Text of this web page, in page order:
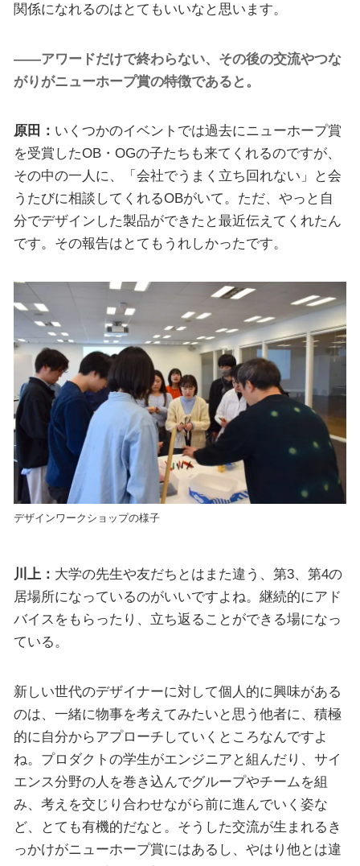
関係になれるのはとてもいいなと思います。
――アワードだけで終わらない、その後の交流やつな
がりがニューホープ賞の特徴であると。
原田： いくつかのイベントでは過去にニューホープ賞
を受賞したOB・OGの子たちも来てくれるのですが、
その中の一人に、「会社でうまく立ち回れない」と会
うたびに相談してくれるOBがいて。ただ、やっと自
分でデザインした製品ができたと最近伝えてくれたん
です。その報告はとてもうれしかったです。
デザインワークショップの様子
川上： 大学の先生や友だちとはまた違う、第3、第4の
居場所になっているのがいいですよね。継続的にアド
バイスをもらったり、立ち返ることができる場になっ
ている。
新しい世代のデザイナーに対して個人的に興味がある
のは、一緒に物事を考えてみたいと思う他者に、積極
的に自分からアプローチしていくところなんですよ
ね。プロダクトの学生がエンジニアと組んだり、サイ
エンス分野の人を巻き込んでグループやチームを組
み、考えを交じり合わせながら前に進んでいく姿な
ど、とても有機的だなと。そうした交流が生まれるき
っかけがニューホープ賞にはあるし、やはり他とは違